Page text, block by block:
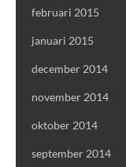
februari 2015
januari 2015
december 2014
november 2014
oktober 2014
september 2014